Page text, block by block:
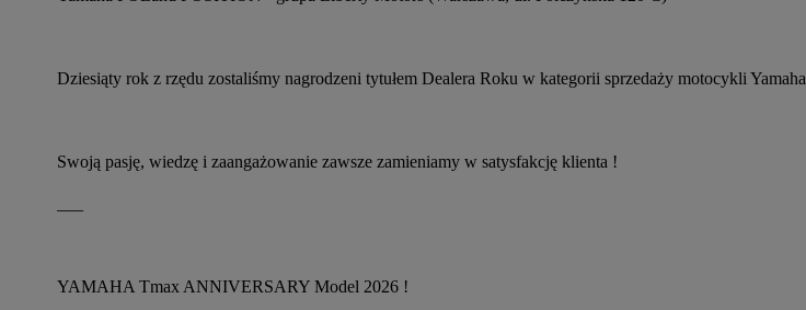
Dziesiąty rok z rzędu zostaliśmy nagrodzeni tytułem Dealera Roku w kategorii sprzedaży motocykli Yamaha
Swoją pasję, wiedzę i zaangażowanie zawsze zamieniamy w satysfakcję klienta !
YAMAHA Tmax ANNIVERSARY Model 2026 !